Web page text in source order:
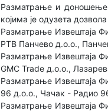
Разматрање и
којима је одузета
Разматрање Извештаја
РТВ Панчево д.о.о.,
Разматрање Извештаја
GMC Trade д.о.о.,
Разматрање Извештаја
96 д.о.о., Чачак - Радио
Разматрање Извештаја